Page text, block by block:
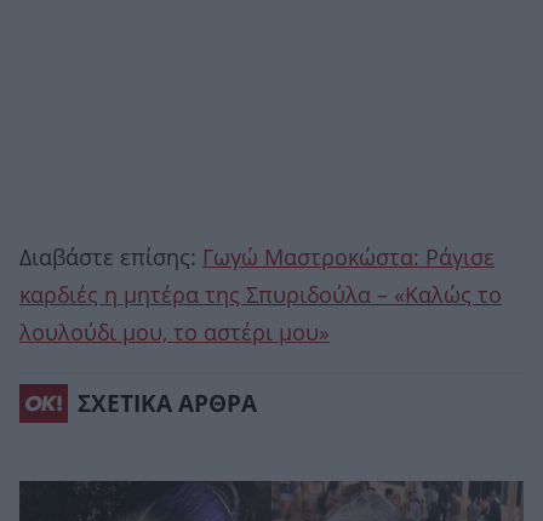
Διαβάστε επίσης: Γωγώ Μαστροκώστα: Ράγισε
καρδιές η μητέρα της Σπυριδούλα – «Καλώς το
λουλούδι μου, το αστέρι μου»
ΣΧΕΤΙΚΑ ΑΡΘΡΑ